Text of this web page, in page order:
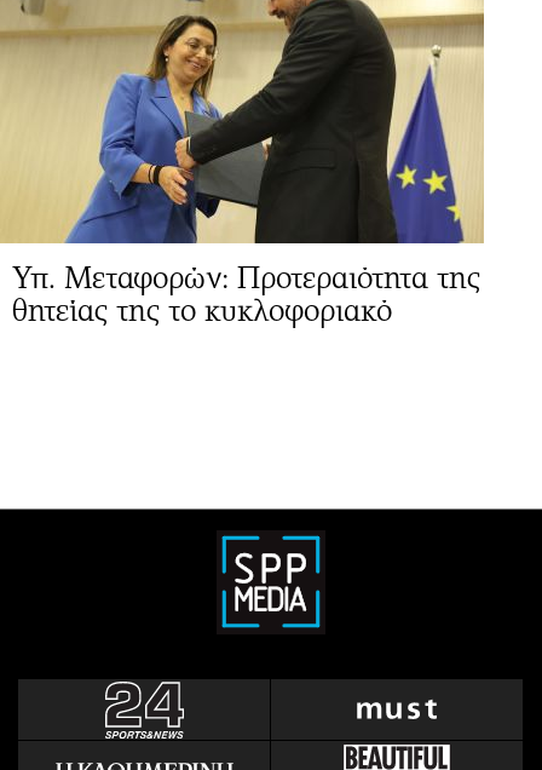
Υπ. Μεταφορών: Προτεραιότητα της
θητείας της το κυκλοφοριακό